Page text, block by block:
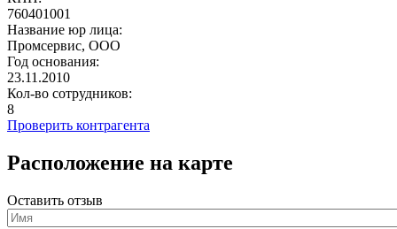
760401001
Название юр лица:
Промсервис, ООО
Год основания:
23.11.2010
Кол-во сотрудников:
8
Проверить контрагента
Расположение на карте
Оставить отзыв